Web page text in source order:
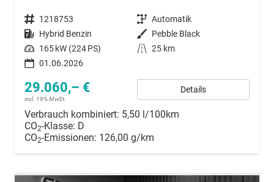
Fahrzeugnummer 1218753 Getriebe Automatik
Kraftstoff Hybrid Benzin Außenfarbe Pebble Black
Leistung 165 kW (224 PS) Kilometerstand 25 km
01.06.2026
29.060,– €
incl. 19% MwSt.
Details
Verbrauch kombiniert: 5,50 l/100km
CO2-Klasse: D
CO2-Emissionen: 126,00 g/km